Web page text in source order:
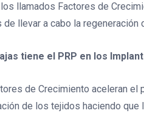
llamados Factores de
de llevar a cabo la regeneración
tiene el PRP en los
de Crecimiento aceleran el
de los tejidos haciendo que